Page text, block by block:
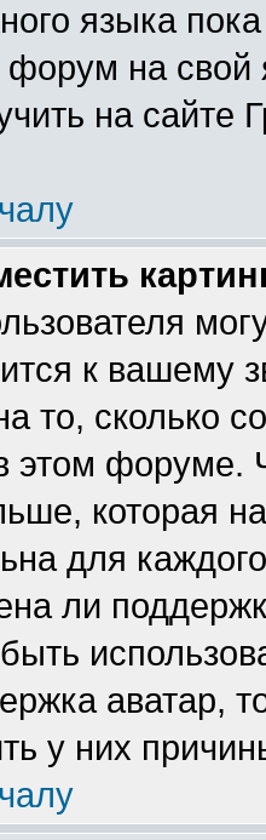
языка
форум на
на сайте
к вашему
то, сколько
этом форуме.
которая
для
ли
аватар,
у них